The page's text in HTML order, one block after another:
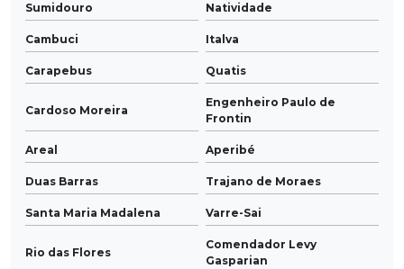
Sumidouro Natividade
Cambuci Italva
Carapebus Quatis
Cardoso Moreira
Engenheiro Paulo de
Frontin
Areal Aperibé
Duas Barras Trajano de Moraes
Santa Maria Madalena Varre-Sai
Rio das Flores
Comendador Levy
Gasparian